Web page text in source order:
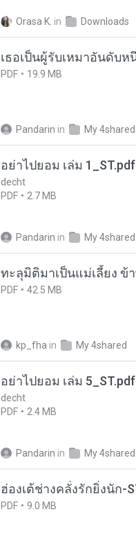
Orasa K. in Downloads
เธอเป็นผู้รับเหมาอันดับ
PDF 19.9 MB
Pandarin in My 4shared
อย่าไปยอม เล่ม 1_ST.pdf
decht
PDF
2.7 MB
Pandarin in My 4shared
ทะลุมิติมาเป็นแม่เลี้ยง
PDF 42.5 MB
kp_fha in My 4shared
อย่าไปยอม เล่ม 5_ST.pdf
decht
PDF
2.4 MB
Pandarin in My 4shared
ฮ่องเต้ช่างคลั่งรักยิ่งนัก-
PDF 9.0 MB